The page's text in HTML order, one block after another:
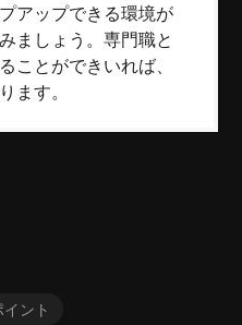
アップできる環境が
ましょう。専門職と
ことができいれば、
ます。
ント